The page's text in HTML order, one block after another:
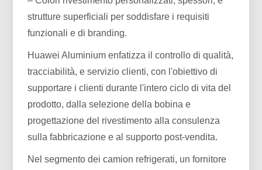
strutture superficiali per soddisfare i requisiti
funzionali e di branding.
Huawei Aluminium enfatizza il controllo di qualità,
tracciabilità, e servizio clienti, con l'obiettivo di
supportare i clienti durante l'intero ciclo di vita del
prodotto, dalla selezione della bobina e
progettazione del rivestimento alla consulenza
sulla fabbricazione e al supporto post-vendita.
Nel segmento dei camion refrigerati, un fornitore